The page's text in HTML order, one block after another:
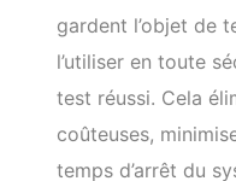
gardent l’objet de
l’utiliser en toute
test réussi. Cela
coûteuses,
temps d’arrêt du